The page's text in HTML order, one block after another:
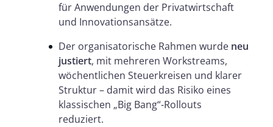
für Anwendungen der Privatwirtschaft
und Innovationsansätze.
Der organisatorische Rahmen wurde neu
justiert, mit mehreren Workstreams,
wöchentlichen Steuerkreisen und klarer
Struktur – damit wird das Risiko eines
klassischen „Big Bang“-Rollouts
reduziert.